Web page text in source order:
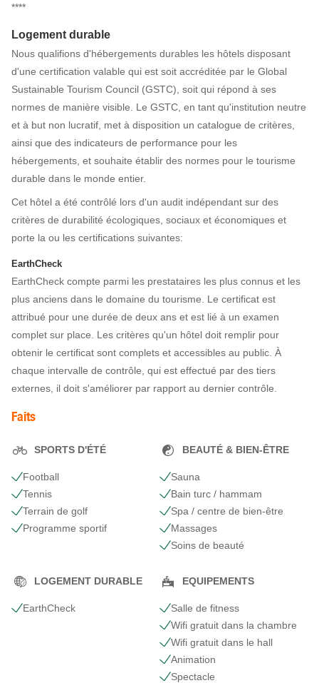
****
Logement durable
Nous qualifions d'hébergements durables les hôtels disposant
d'une certification valable qui est soit accréditée par le Global
Sustainable Tourism Council (GSTC), soit qui répond à ses
normes de manière visible. Le GSTC, en tant qu'institution neutre
et à but non lucratif, met à disposition un catalogue de critères,
ainsi que des indicateurs de performance pour les
hébergements, et souhaite établir des normes pour le tourisme
durable dans le monde entier.
Cet hôtel a été contrôlé lors d'un audit indépendant sur des
critères de durabilité écologiques, sociaux et économiques et
porte la ou les certifications suivantes:
EarthCheck
EarthCheck compte parmi les prestataires les plus connus et les
plus anciens dans le domaine du tourisme. Le certificat est
attribué pour une durée de deux ans et est lié à un examen
complet sur place. Les critères qu'un hôtel doit remplir pour
obtenir le certificat sont complets et accessibles au public. À
chaque intervalle de contrôle, qui est effectué par des tiers
externes, il doit s'améliorer par rapport au dernier contrôle.
Faits
SPORTS D'ÉTÉ
Football
Tennis
Terrain de golf
Programme sportif
BEAUTÉ & BIEN-ÊTRE
Sauna
Bain turc / hammam
Spa / centre de bien-être
Massages
Soins de beauté
LOGEMENT DURABLE
EarthCheck
EQUIPEMENTS
Salle de fitness
Wifi gratuit dans la chambre
Wifi gratuit dans le hall
Animation
Spectacle